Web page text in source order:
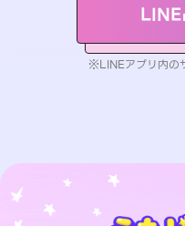
LINE
※LINEアプリ内の